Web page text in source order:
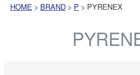
HOME BRAND P PYRENEX